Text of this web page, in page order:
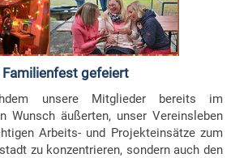
gefeiert
unsere Mitglieder bereits im
Wunsch äußerten, unser Vereinsleben
Arbeits- und Projekteinsätze zum
zu konzentrieren, sondern auch den